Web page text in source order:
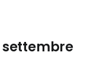
settembre